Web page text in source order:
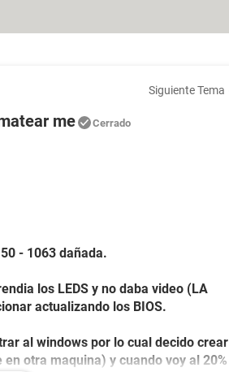
Siguiente Tema
me Cerrado
- 1063 dañada.
los LEDS y no daba video (LA
actualizando los BIOS.
al windows por lo cual decido crear
otra maquina) y cuando voy al 20%